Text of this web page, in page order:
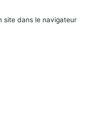
site dans le navigateur